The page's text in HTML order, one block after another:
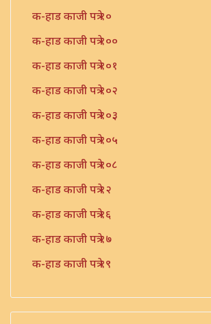
क-हाड काजी पत्रे १०
क-हाड काजी पत्रे १००
क-हाड काजी पत्रे १०१
क-हाड काजी पत्रे १०२
क-हाड काजी पत्रे १०३
क-हाड काजी पत्रे १०५
क-हाड काजी पत्रे १०८
क-हाड काजी पत्रे १२
क-हाड काजी पत्रे १६
क-हाड काजी पत्रे १७
क-हाड काजी पत्रे १९
क-हाड काजी पत्रे २२